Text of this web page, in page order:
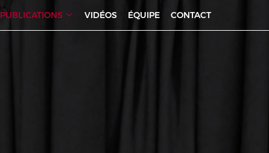
PUBLICATIONS VIDÉOS ÉQUIPE CONTACT